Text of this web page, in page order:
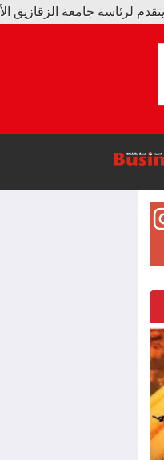
الزقازيق الأهلية